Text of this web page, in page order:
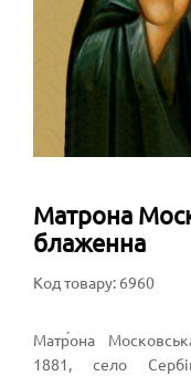
Матрона
блаженна
Код товару: 6960
Матр́она
1881, село